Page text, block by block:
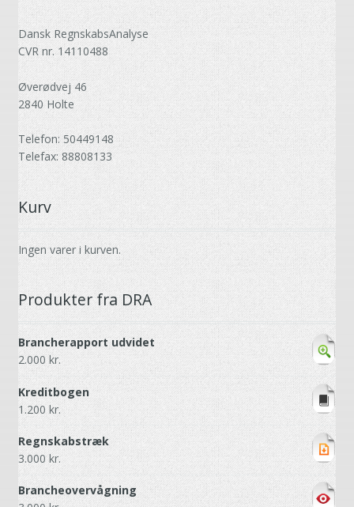
Dansk RegnskabsAnalyse
CVR nr. 14110488
Øverødvej 46
2840 Holte
Telefon: 50449148
Telefax: 88808133
Kurv
Ingen varer i kurven.
Produkter fra DRA
Brancherapport udvidet
2.000 kr.
Kreditbogen
1.200 kr.
Regnskabstræk
3.000 kr.
Brancheovervågning